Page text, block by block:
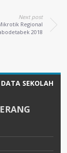
Next post
Regional
2018
DATA SEKOLAH